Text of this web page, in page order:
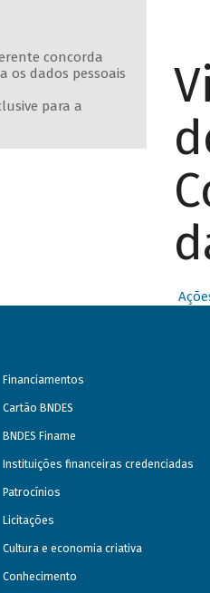
concorda
os dados pessoais
para a
Financiamentos
Cartão BNDES
BNDES Finame
Instituições financeiras credenciadas
Patrocínios
Licitações
Cultura e economia criativa
Conhecimento